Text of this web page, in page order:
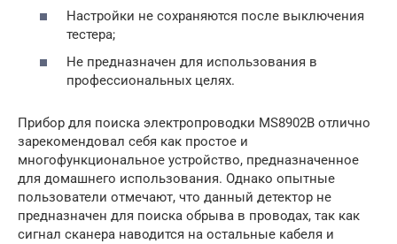
Настройки не сохраняются после выключения
тестера;
Не предназначен для использования в
профессиональных целях.
Прибор для поиска электропроводки MS8902B отлично
зарекомендовал себя как простое и
многофункциональное устройство, предназначенное
для домашнего использования. Однако опытные
пользователи отмечают, что данный детектор не
предназначен для поиска обрыва в проводах, так как
сигнал сканера наводится на остальные кабеля и